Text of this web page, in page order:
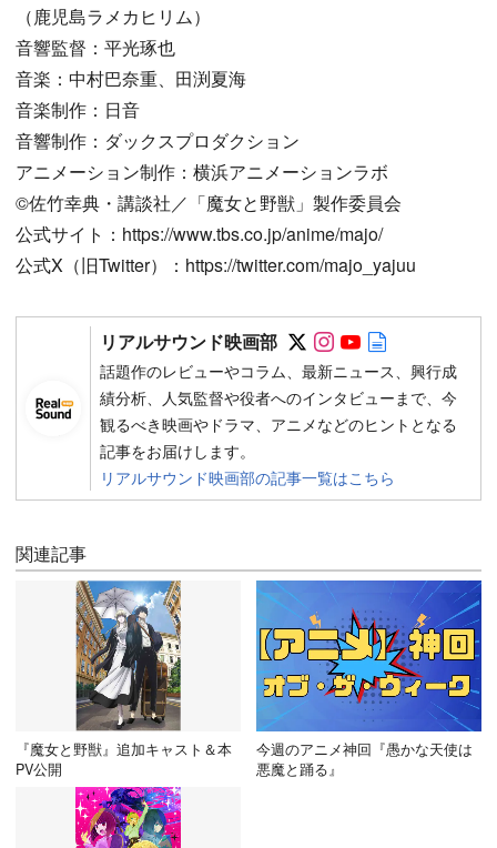
（鹿児島ラメカヒリム）
音響監督：平光琢也
音楽：中村巴奈重、田渕夏海
音楽制作：日音
音響制作：ダックスプロダクション
アニメーション制作：横浜アニメーションラボ
©佐竹幸典・講談社／「魔女と野獣」製作委員会
公式サイト：https://www.tbs.co.jp/anime/majo/
公式X（旧Twitter）：https://twitter.com/majo_yajuu
リアルサウンド映画部 Follow on SNS
Follow on SNS
Follow on
話題作のレビューやコラム、最新ニュース、興行成
績分析、人気監督や役者へのインタビューまで、今
観るべき映画やドラマ、アニメなどのヒントとなる
記事をお届けします。
リアルサウンド映画部の記事一覧はこちら
関連記事
『魔女と野獣』追加キャスト＆本
PV公開
今週のアニメ神回『愚かな天使は
悪魔と踊る』